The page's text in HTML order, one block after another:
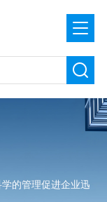
的管理促进企业迅